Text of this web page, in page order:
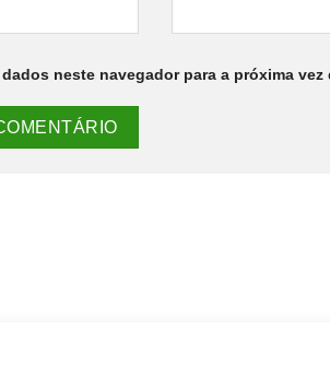
neste navegador para a próxima vez